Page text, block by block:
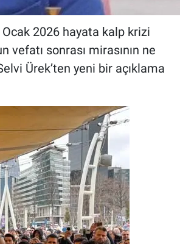
2026 hayata kalp krizi
sonrası mirasının ne
Ürek’ten yeni bir açıklama